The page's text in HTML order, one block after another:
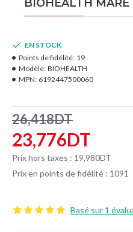
BIOHEALTH
Basé sur 1
23,776DT
26,418DT
Prix hors taxes : 19,980DT
Prix en points de fidélité : 1091
EN STOCK
Points de fidélité: 19
Modèle: BIOHEALTH
MPN: 6192447500060